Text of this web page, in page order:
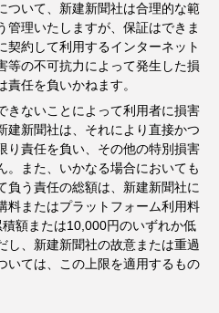
ついて、新建新聞社は合理的な範
管理いたしますが、保証はできま
契約して利用するインターネット
等の不可抗力によって発生した損
任を負いかねます。
きないことによって利用者に損害
建新聞社は、それにより直接かつ
り責任を負い、その他の特別損害
。また、いかなる場合においても
負う責任の総額は、新建新聞社に
料またはプラットフォーム利用料
額または10,000円のいずれか低
し、新建新聞社の故意または重過
いては、この上限を適用するもの